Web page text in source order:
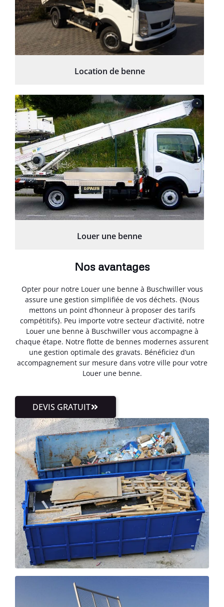
Location de benne
Louer une benne
Nos avantages
Opter pour notre Louer une benne à Buschwiller vous
assure une gestion simplifiée de vos déchets. {Nous
mettons un point d’honneur à proposer des tarifs
compétitifs}. Peu importe votre secteur d’activité, notre
Louer une benne à Buschwiller vous accompagne à
chaque étape. Notre flotte de bennes modernes assurent
une gestion optimale des gravats. Bénéficiez d’un
accompagnement sur mesure dans votre ville pour votre
Louer une benne.
DEVIS GRATUIT